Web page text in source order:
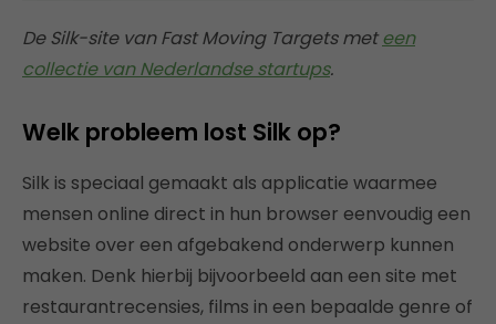
De Silk-site van Fast Moving Targets met een
collectie van Nederlandse startups.
Welk probleem lost Silk op?
Silk is speciaal gemaakt als applicatie waarmee
mensen online direct in hun browser eenvoudig een
website over een afgebakend onderwerp kunnen
maken. Denk hierbij bijvoorbeeld aan een site met
restaurantrecensies, films in een bepaalde genre of